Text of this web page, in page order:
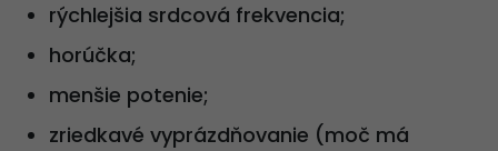
rýchlejšia srdcová frekvencia;
horúčka;
menšie potenie;
zriedkavé vyprázdňovanie (moč má